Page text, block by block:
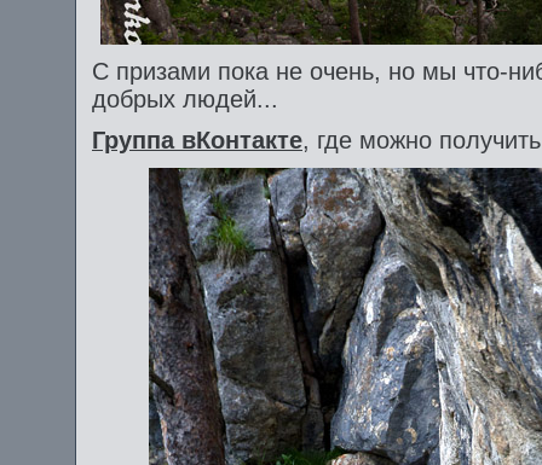
С призами пока не очень, но мы что-
добрых людей...
Группа вКонтакте, где можно